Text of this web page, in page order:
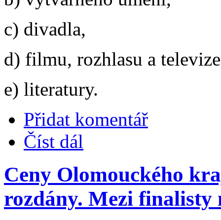
c) divadla,
d) filmu, rozhlasu a
e) literatury.
Přidat komentář
Číst dál
Ceny Olomouckého
rozdány. Mezi finalisty